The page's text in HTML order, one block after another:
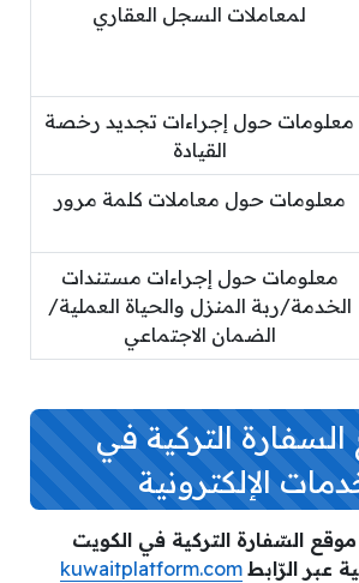
لمعاملات السجل العقاري
معلومات حول إجراءات تجديد رخصة
القيادة
معلومات حول معاملات كلمة مرور
معلومات حول إجراءات مستندات
الخدمة/ربة المنزل والحياة العملية/
الضمان الاجتماعي
التركية في
الإلكترونية
موقع السّفارة التركية في الكويت
عبر الرّابط kuwaitplatform.com